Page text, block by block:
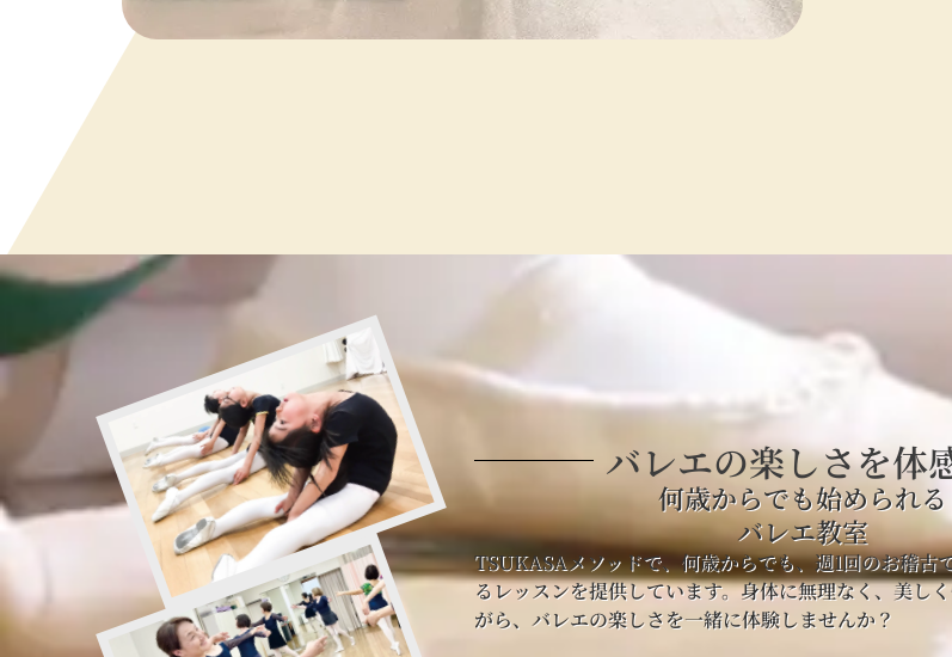
バレエの楽しさを体
何歳からでも始められる
バレエ教室
TSUKASAメソッドで、何歳からでも、週1回のお稽古
るレッスンを提供しています。身体に無理なく、美し
がら、バレエの楽しさを一緒に体験しませんか？